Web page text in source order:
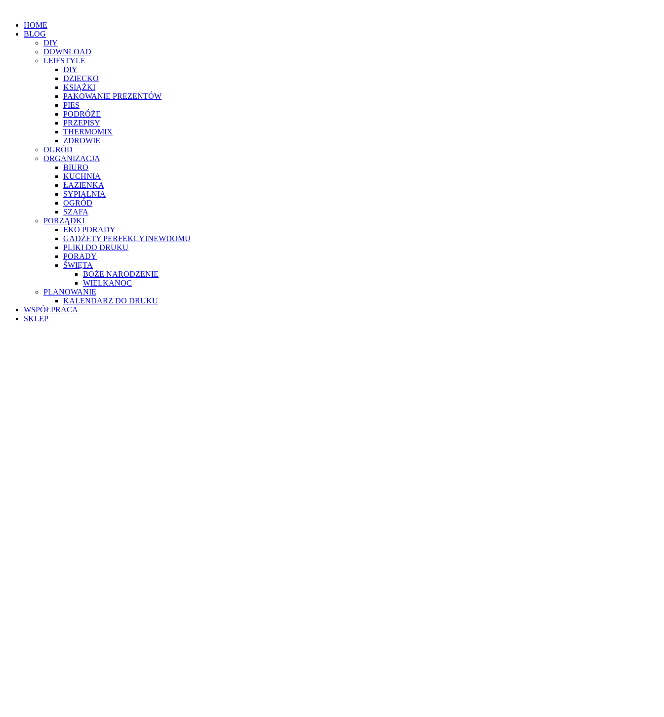
HOME
BLOG
DIY
DOWNLOAD
LEIFSTYLE
DIY
DZIECKO
KSIĄŻKI
PAKOWANIE PREZENTÓW
PIES
PODRÓŻE
PRZEPISY
THERMOMIX
ZDROWIE
OGRÓD
ORGANIZACJA
BIURO
KUCHNIA
ŁAZIENKA
SYPIALNIA
OGRÓD
SZAFA
PORZĄDKI
EKO PORADY
GADŻETY PERFEKCYJNEWDOMU
PLIKI DO DRUKU
PORADY
ŚWIĘTA
BOŻE NARODZENIE
WIELKANOC
PLANOWANIE
KALENDARZ DO DRUKU
WSPÓŁPRACA
SKLEP